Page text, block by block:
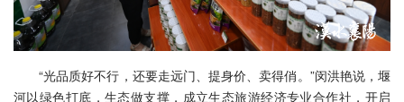
“光品质好不行，还要走远门、提身价、卖得俏。”闵洪艳说，堰
河以绿色打底，生态做支撑，成立生态旅游经济专业合作社，开启